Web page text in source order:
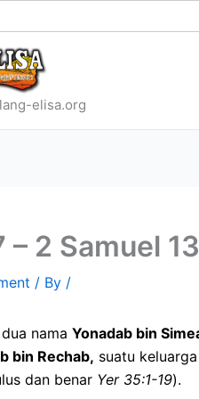
elisa.org
– 2 Samuel
/ By /
nama Yonadab bin
bin Rechab, suatu
dan benar Yer 35:1-19).